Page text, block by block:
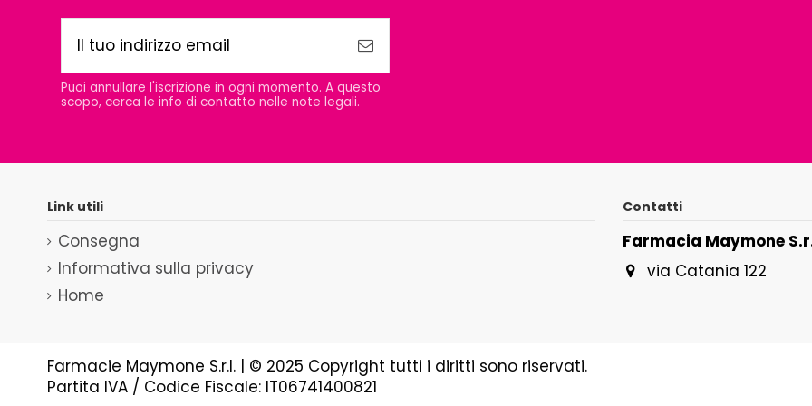
Puoi annullare l'iscrizione in ogni momento. A questo
scopo, cerca le info di contatto nelle note legali.
Link utili
Consegna
Informativa sulla privacy
Home
Contatti
Farmacia Maymone
via Catania 122
Farmacie Maymone S.r.l. | © 2025 Copyright tutti i diritti sono riservati.
Partita IVA / Codice Fiscale: IT06741400821